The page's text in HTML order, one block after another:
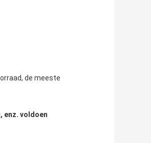
de meeste
enz. voldoen